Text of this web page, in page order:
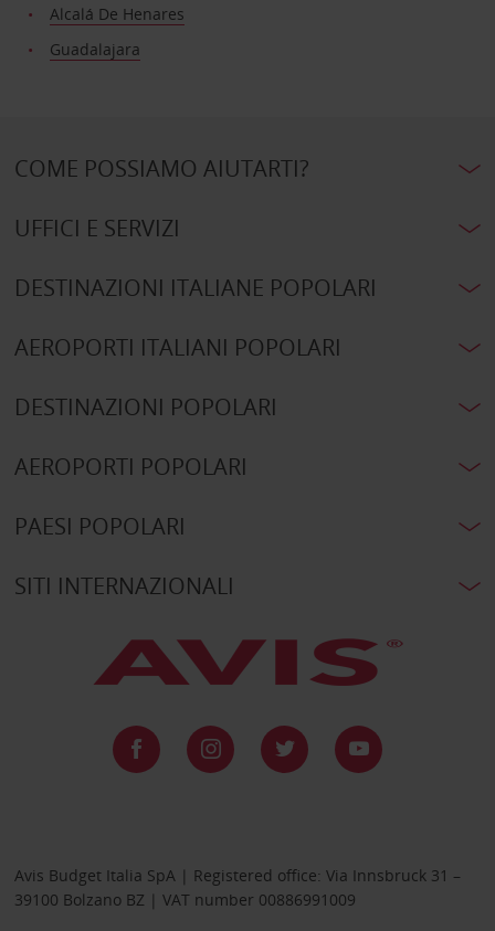
Alcalá De Henares
Guadalajara
COME POSSIAMO AIUTARTI?
UFFICI E SERVIZI
DESTINAZIONI ITALIANE POPOLARI
AEROPORTI ITALIANI POPOLARI
DESTINAZIONI POPOLARI
AEROPORTI POPOLARI
PAESI POPOLARI
SITI INTERNAZIONALI
Avis Budget Italia SpA | Registered office: Via Innsbruck 31 –
39100 Bolzano BZ | VAT number 00886991009